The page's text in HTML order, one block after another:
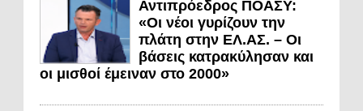
Αντιπρόεδρος ΠΟΑΣΥ:
«Οι νέοι γυρίζουν την
πλάτη στην ΕΛ.ΑΣ. – Οι
βάσεις κατρακύλησαν και
οι μισθοί έμειναν στο 2000»